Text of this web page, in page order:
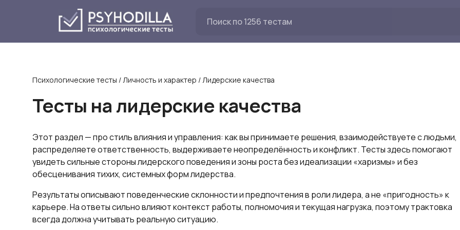
Психологические тесты /Личность и характер /Лидерские качества
Тесты на лидерские качества
Этот раздел — про стиль влияния и управления: как вы принимаете решения, взаимодействуете с людьми,
распределяете ответственность, выдерживаете неопределённость и конфликт. Тесты здесь помогают
увидеть сильные стороны лидерского поведения и зоны роста без идеализации «харизмы» и без
обесценивания тихих, системных форм лидерства.
Результаты описывают поведенческие склонности и предпочтения в роли лидера, а не «пригодность» к
карьере. На ответы сильно влияют контекст работы, полномочия и текущая нагрузка, поэтому трактовка
всегда должна учитывать реальную ситуацию.